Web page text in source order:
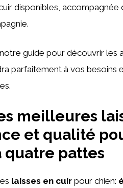
disponibles,
guide pour découvrir les
parfaitement à vos besoins
meilleures
et qualité
quatre pattes
laisses en cuir pour chien: